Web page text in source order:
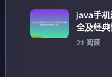
java手机
全及经典
荐指南
21 阅读